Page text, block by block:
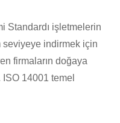
Standardı işletmelerin
seviyeye indirmek için
firmaların doğaya
14001 temel